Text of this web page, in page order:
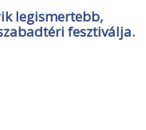
legismertebb,
fesztiválja.